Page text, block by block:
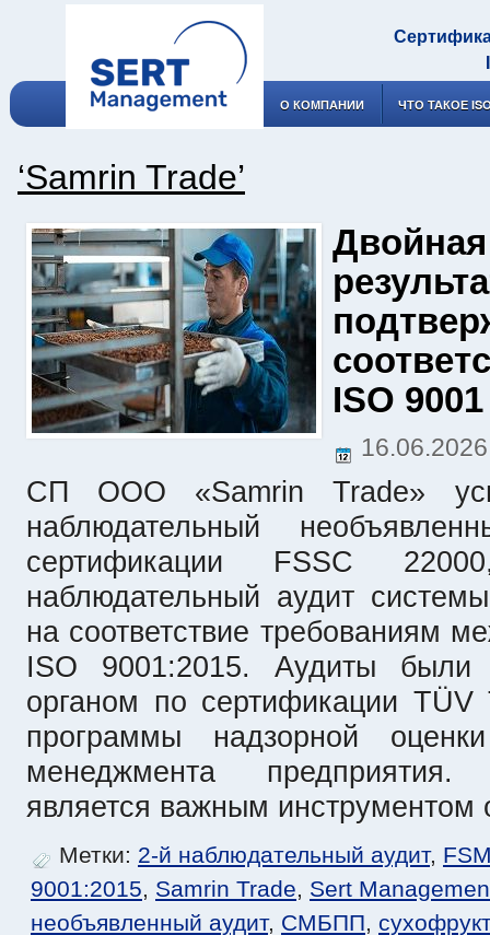
О КОМПАНИИ ЧТО ТАКОЕ
‘Samrin Trade’
ISO 9001
СП ООО «Samrin Trade»
наблюдательный
сертификации FSSC
наблюдательный аудит
на соответствие требованиям
ISO 9001:2015. Аудиты были
органом по сертификации
программы надзорной
менеджмента
является важным
Метки: 2-й наблюдательный аудит,
9001:2015, Samrin Trade, Sert
необъявленный аудит, СМБПП,